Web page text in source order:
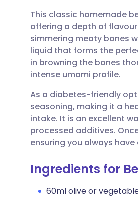
الإلكتروني
عبر فيسبوك
عبر لينكد إن
مشاركة عبر X
نسخ الرابط
🇬🇧
🇪🇸
🇮🇹
🇮🇳 हिन्दी
This classic homemade
offering a depth of
simmering meaty bones
liquid that forms the
in browning the bones
intense umami profile.
As a diabetes-friendly
seasoning, making it a
intake. It is an excellent
processed additives.
ensuring you always
Ingredients for
60ml olive or